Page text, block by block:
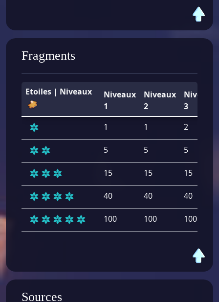
Fragments
Etoiles | Niveaux
Niveaux
1
Niveaux
2
Niveaux
3
1
1 2
5 5 5
15 15 15
40 40 40
100 100 100
Sources